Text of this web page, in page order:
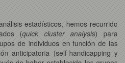
estadísticos, hemos recurrido
(quick cluster analysis) para
de individuos en función de las
anticipatoria (self-handicapping y